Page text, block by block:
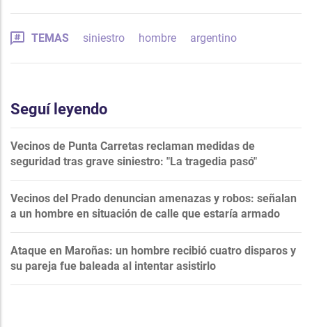
TEMAS siniestro hombre argentino
Seguí leyendo
Vecinos de Punta Carretas reclaman medidas de
seguridad tras grave siniestro: "La tragedia pasó"
Vecinos del Prado denuncian amenazas y robos: señalan
a un hombre en situación de calle que estaría armado
Ataque en Maroñas: un hombre recibió cuatro disparos y
su pareja fue baleada al intentar asistirlo